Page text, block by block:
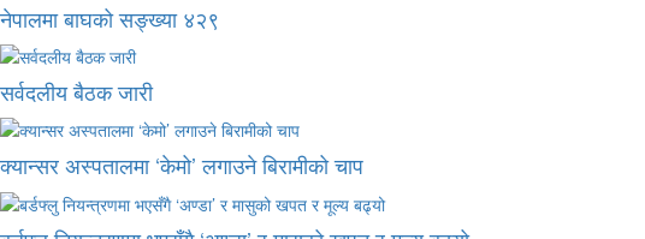
नेपालमा बाघको सङ्ख्या ४२९
सर्वदलीय बैठक जारी
क्यान्सर अस्पतालमा ‘केमो’ लगाउने बिरामीको चाप